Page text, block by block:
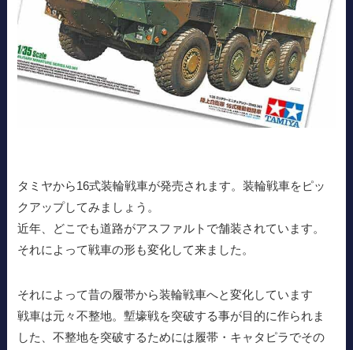
タミヤから16式装輪戦車が発売されます。装輪戦車をピッ
クアップしてみましょう。
近年、どこでも道路がアスファルトで舗装されています。
それによって戦車の形も変化して来ました。
それによって昔の履帯から装輪戦車へと変化しています
戦車は元々不整地。塹壕戦を突破する事が目的に作られま
した、不整地を突破するためには履帯・キャタピラでその